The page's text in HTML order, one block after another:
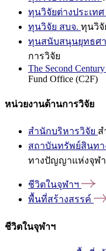
ทุนวิจัยต่างประเทศ
ทุนวิจัย สบจ. ทุนวิจั
ทุนสนับสนุนยุทธศา
การวิจัย
The Second
Fund Office (C2F)
หน่วยงานด้านการวิจัย
สำนักบริหารวิจัย ส
สถาบันทรัพย์สินท
ทางปัญญาแห่งจุฬ
ชีวิตในจุฬาฯ
พื้นที่สร้างสรรค์
ชีวิตในจุฬาฯ